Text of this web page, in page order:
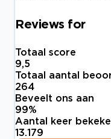
Reviews for
Totaal score
9,5
Totaal aantal
264
Beveelt ons aan
99%
Aantal keer
13.179